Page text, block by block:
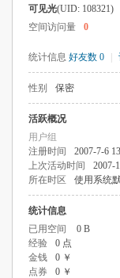
可见光(UID: 108321)
空间访问量
0
统计信息 好友数 0
性别 保密
活跃概况
用户组
注册时间
2007-7-6
上次活动时间
2007-
所在时区
使用系统
统计信息
已用空间
0 B
经验
0 点
金钱
0 ￥
点券
0 ￥